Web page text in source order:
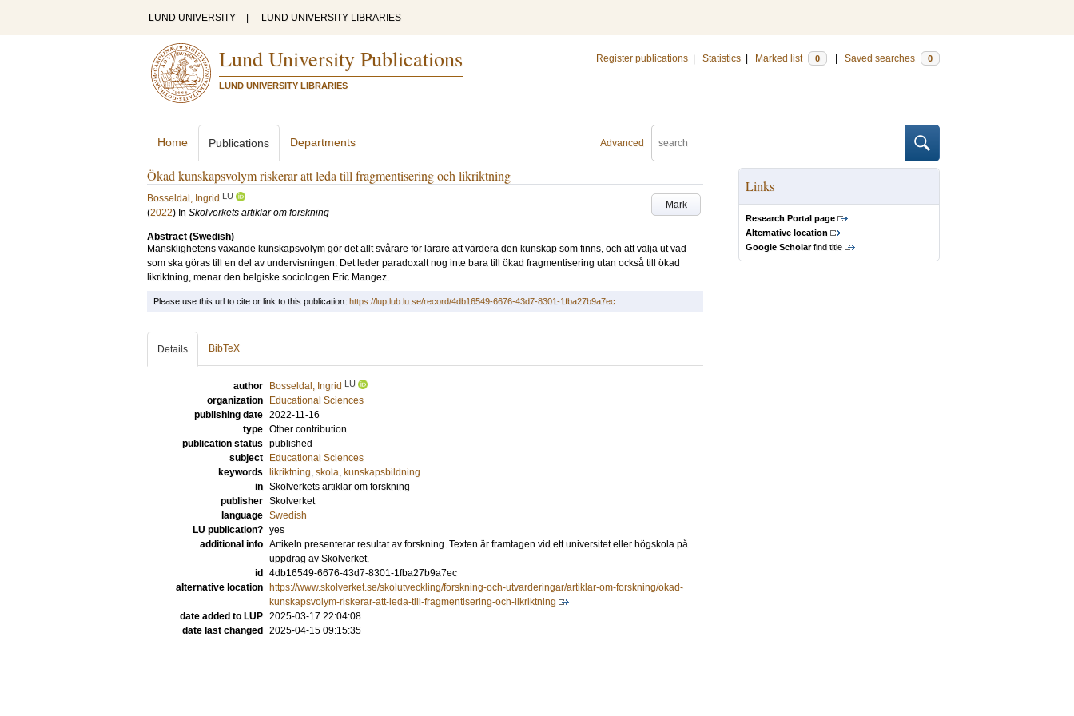
LUND UNIVERSITY LUND UNIVERSITY LIBRARIES
Lund University Publications
LUND UNIVERSITY LIBRARIES
Register publications Statistics Marked list 0 Saved searches 0
Advanced
Home Publications Departments
Ökad kunskapsvolym riskerar att leda till fragmentisering och likriktning
Mark
Bosseldal, Ingrid LU
(2022) In Skolverkets artiklar om forskning
Abstract (Swedish)
Mänsklighetens växande kunskapsvolym gör det allt svårare för lärare att värdera den kunskap som finns, och att välja ut vad
som ska göras till en del av undervisningen. Det leder paradoxalt nog inte bara till ökad fragmentisering utan också till ökad
likriktning, menar den belgiske sociologen Eric Mangez.
Links
Research Portal page
Alternative location
Google Scholarfind title
Please use this url to cite or link to this publication: https://lup.lub.lu.se/record/4db16549-6676-43d7-8301-1fba27b9a7ec
Details BibTeX
author Bosseldal, Ingrid LU
organization
Educational Sciences
publishing date 2022-11-16
type Other contribution
publication status published
subject
Educational Sciences
keywords
likriktning, skola, kunskapsbildning
in Skolverkets artiklar om forskning
publisher Skolverket
language Swedish
LU publication? yes
additional info Artikeln presenterar resultat av forskning. Texten är framtagen vid ett universitet eller högskola på
uppdrag av Skolverket.
id
4db16549-6676-43d7-8301-1fba27b9a7ec
alternative location
https://www.skolverket.se/skolutveckling/forskning-och-utvarderingar/artiklar-om-forskning/okad-
kunskapsvolym-riskerar-att-leda-till-fragmentisering-och-likriktning
date added to LUP 2025-03-17 22:04:08
date last changed
2025-04-15 09:15:35